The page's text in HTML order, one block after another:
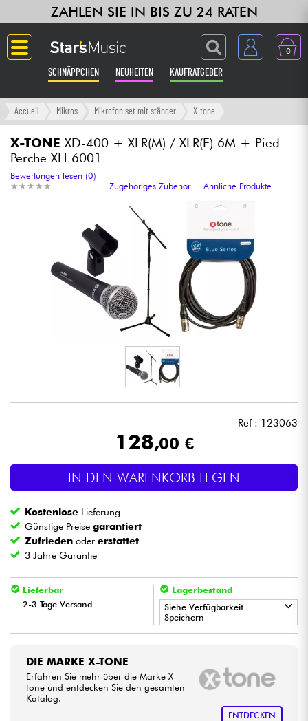
ZAHLEN SIE IN BIS ZU 24 RATEN
0
SCHNÄPPCHEN NEUHEITEN KAUFRATGEBER
Langue
Gitarre & Bass
Verstärker & Effekte
Synths & samplers
Studio
Licht
Blasinstrumente
Violinen & Quartett
HiFi
Accueil Mikros Mikrofon set mit ständer X-tone
X-TONE XD-400 + XLR(M) / XLR(F) 6M + Pied
Perche XH 6001
★ ★ ★ ★ ★
★ ★ ★ ★ ★
Bewertungen lesen (0)
Zugehöriges Zubehör
Ähnliche Produkte
Ref : 123063
128,00 €
IN DEN WARENKORB LEGEN
Kostenlose Lieferung
Günstige Preisegarantiert
Zufrieden odererstattet
3 Jahre Garantie
Lieferbar
2-3 Tage Versand
Lagerbestand
Siehe Verfügbarkeit.
Speichern
• Star MusicBRUXELLES
LILLE
DIE MARKE X-TONE
Erfahren Sie mehr über die Marke X-
tone und entdecken Sie den gesamten
Katalog.
ENTDECKEN